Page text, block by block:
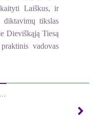
Laiškus, ir
tikslas
Dieviškąją Tiesą
vadovas